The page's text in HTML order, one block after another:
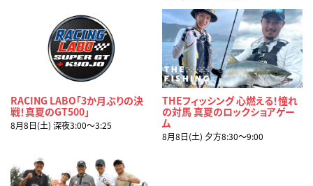
RACING LABO「3か月ぶりの決
戦！真夏のGT500」
8月8日(土) 深夜3:00〜3:25
THEフィッシング 心燃える！憧れ
の対馬 真夏のロックショアゲー
ム
8月8日(土) 夕方8:30〜9:00